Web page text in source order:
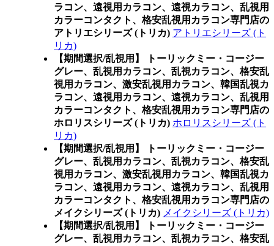
ラコン、遠視用カラコン、遠視カラコン、乱視用
カラーコンタクト、格安乱視用カラコン専門店の
アトリエシリーズ (トリカ) アトリエシリーズ (ト
リカ)
【期間選択/乱視用】 トーリックミー・コージー
グレー、乱視用カラコン、乱視カラコン、格安乱
視用カラコン、激安乱視用カラコン、韓国乱視カ
ラコン、遠視用カラコン、遠視カラコン、乱視用
カラーコンタクト、格安乱視用カラコン専門店の
ホロリスシリーズ (トリカ) ホロリスシリーズ (ト
リカ)
【期間選択/乱視用】 トーリックミー・コージー
グレー、乱視用カラコン、乱視カラコン、格安乱
視用カラコン、激安乱視用カラコン、韓国乱視カ
ラコン、遠視用カラコン、遠視カラコン、乱視用
カラーコンタクト、格安乱視用カラコン専門店の
メイクシリーズ (トリカ) メイクシリーズ (トリカ)
【期間選択/乱視用】 トーリックミー・コージー
グレー、乱視用カラコン、乱視カラコン、格安乱